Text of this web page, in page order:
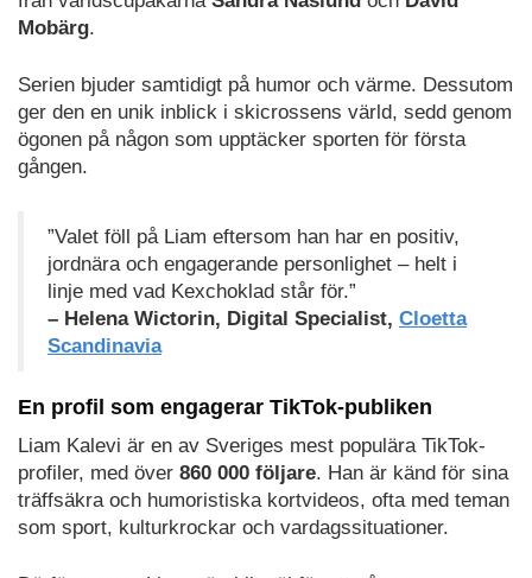
Mobärg.
Serien bjuder samtidigt på humor och värme. Dessutom
ger den en unik inblick i skicrossens värld, sedd genom
ögonen på någon som upptäcker sporten för första
gången.
”Valet föll på Liam eftersom han har en positiv,
jordnära och engagerande personlighet – helt i
linje med vad Kexchoklad står för.”
– Helena Wictorin, Digital Specialist, Cloetta
Scandinavia
En profil som engagerar TikTok-publiken
Liam Kalevi är en av Sveriges mest populära TikTok-
profiler, med över 860 000 följare. Han är känd för sina
träffsäkra och humoristiska kortvideos, ofta med teman
som sport, kulturkrockar och vardagssituationer.